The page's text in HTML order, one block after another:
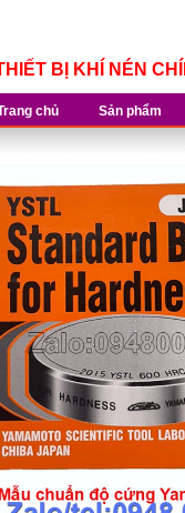
BỊ KHÍ NÉN
chủ Sản phẩm